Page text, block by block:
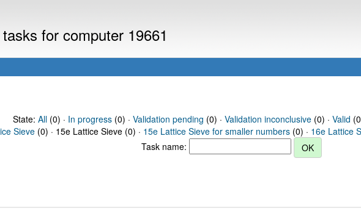
for computer 19661
State: All(0) · In progress(0) · Validation pending (0) · Validation inconclusive(0) · Valid
Sieve (0) · 15e Lattice Sieve (0) · 15e Lattice Sieve for smaller numbers (0) · 16e Lattice
Task name: